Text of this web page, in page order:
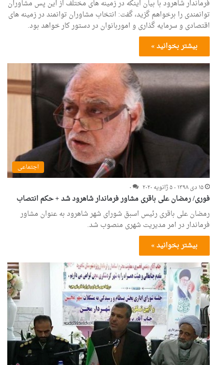
فرماندار شاهرود با بیان اینکه در زمینه های مختلف از این پس مشاوران
توانمندی را برخواهم گزید، گفت: انتخاب مشاوران توانمند در زمینه های
اقتصادی و سرمایه گذاری و اموربانوان در دستور کار خواهد بود.
بیشتر بخوانید »
اجتماعی
۱۵ دی ۱۳۹۸ - ۵ ژانویه ۲۰۲۰
۰
فوری/ رمضان علی باقری مشاور فرماندار شاهرود شد + حکم انتصاب
رمضان علی باقری رئیس اسبق شورای شهر شاهرود به عنوان مشاور
فرماندار در امر مدیریت شهری منصوب شد.
بیشتر بخوانید »